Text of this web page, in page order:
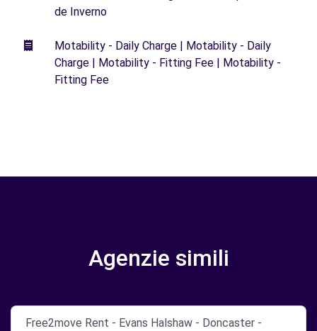
de Inverno
Motability - Daily Charge | Motability - Daily
Charge | Motability - Fitting Fee | Motability -
Fitting Fee
Agenzie simili
Free2move Rent - Evans Halshaw - Doncaster -